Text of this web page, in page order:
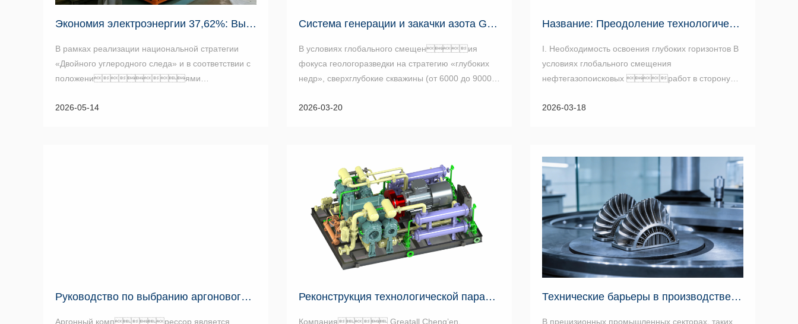
Экономия электроэнергии 37,62%: Высоковольтные турбовоздуход...
В рамках реализации национальной стратегии
«Двойного углеродного следа» и в соответствии с
положениями
снижению углеродных выбросов», раскрытие
2026-05-14
Система генерации и закачки азота Greatall Chengen 70 МПа: Р...
В условиях глобального смещения
фокуса геологоразведки на стратегию «глубоких
недр», сверхглубокие скважины (от 6000 до 9000
бассейнах, стали основным нап...
2026-03-20
Название: Преодоление технологического барьера 70 МПа: Ключе...
I. Необходимость освоения глубоких горизонтов В
условиях глобального смещения
нефтегазопоисковых работ в сторону
ультранизкопроницаемых пластов, традиционные
2026-03-18
Руководство по выбранию аргонового компрессора: Greatall Che...
Аргонный компрессор является
Реконструкция технологической парадигмы: Greatall Cheng’en в...
Компания Greatall Cheng’en,
Технические барьеры в производстве высокотехнологичных метал...
В прецизионных промышленных секторах, таких